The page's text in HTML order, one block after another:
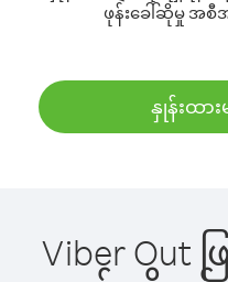
ဖုန်းခေါ်ဆိုမှု အ
နှုန်းထား
Viber